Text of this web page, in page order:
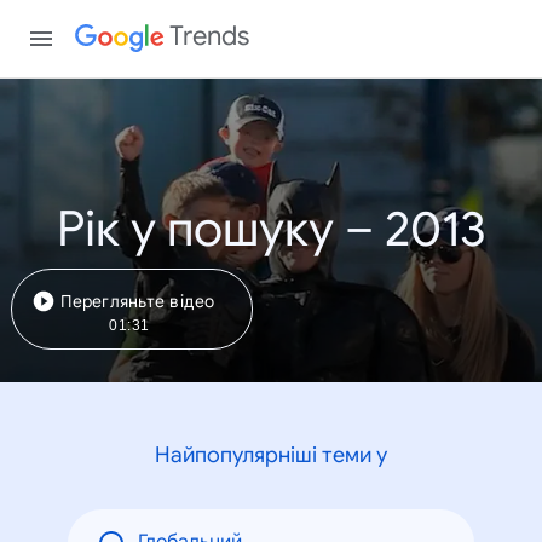
Trends
Рік у пошуку – 2013
Перегляньте відео
01:31
Найпопулярніші теми у